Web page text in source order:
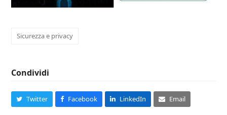
Sicurezza e privacy
Condividi
Twitter Facebook LinkedIn Email